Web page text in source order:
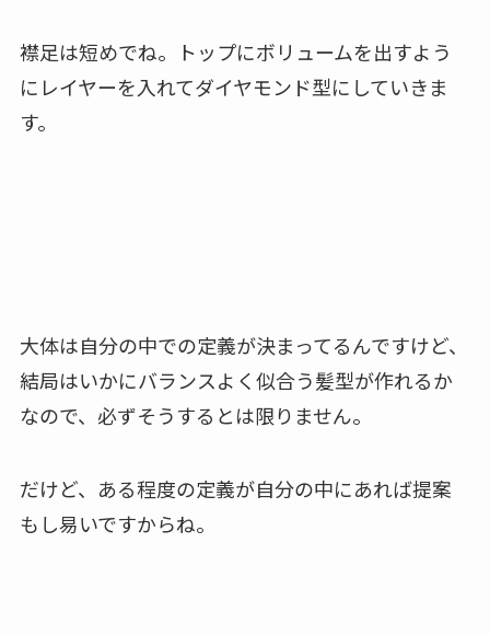
襟足は短めでね。トップにボリュームを出すよう
にレイヤーを入れてダイヤモンド型にしていきま
す。
大体は自分の中での定義が決まってるんですけど、
結局はいかにバランスよく似合う髪型が作れるか
なので、必ずそうするとは限りません。
だけど、ある程度の定義が自分の中にあれば提案
もし易いですからね。